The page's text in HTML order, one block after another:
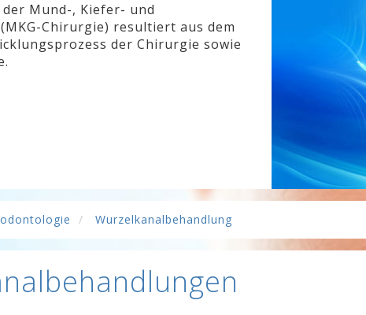
Mund-, Kiefer- und
Chirurgie) resultiert aus dem
der Chirurgie sowie
Wurzelkanalbehandlung